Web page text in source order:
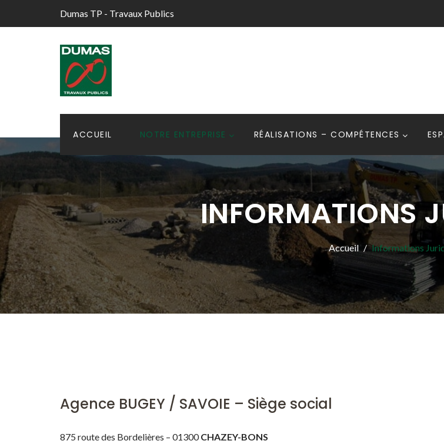
Dumas TP - Travaux Publics
ACCUEIL NOTRE ENTREPRISE RÉALISATIONS – COMPÉTENCES
INFORMATIONS
Accueil Informations
Agence BUGEY / SAVOIE – Siège social
875 route des Bordelières – 01300CHAZEY-BONS